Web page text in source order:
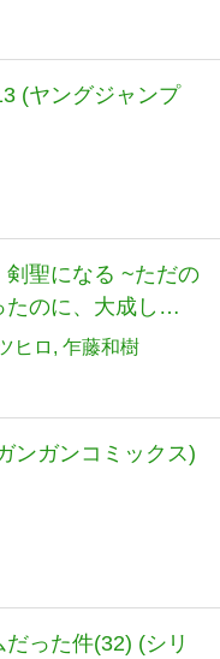
(ヤングジャンプ
剣聖になる ~ただの
のに、大成した
くれない件~ 9 (9)
コミックス)
ヒロ 乍藤和樹
ンガンコミックス)
った件(32) (シリ